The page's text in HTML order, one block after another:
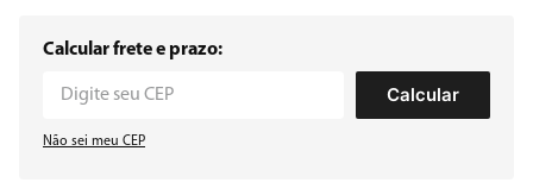
Calcular frete e prazo:
Calcular
Não sei meu CEP